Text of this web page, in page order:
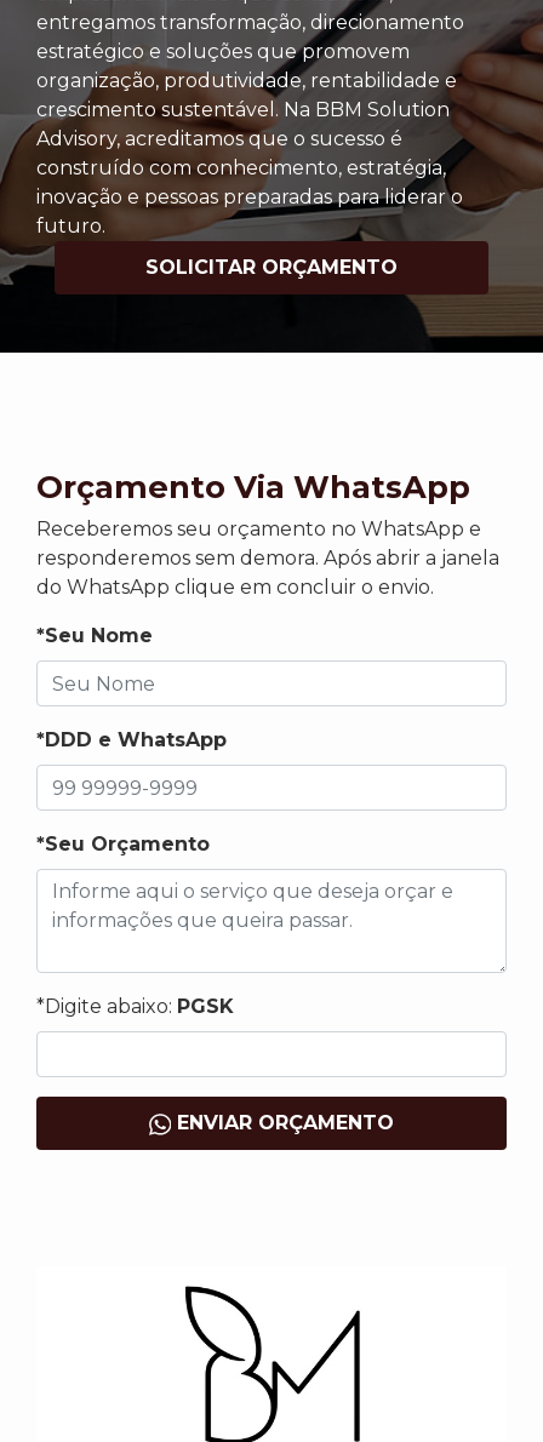
entregamos transformação, direcionamento
estratégico e soluções que promovem
organização, produtividade, rentabilidade e
crescimento sustentável. Na BBM Solution
Advisory, acreditamos que o sucesso é
construído com conhecimento, estratégia,
inovação e pessoas preparadas para liderar o
futuro.
SOLICITAR ORÇAMENTO
Orçamento Via WhatsApp
Receberemos seu orçamento no WhatsApp e
responderemos sem demora. Após abrir a janela
do WhatsApp clique em concluir o envio.
*Seu Nome
*DDD e WhatsApp
*Seu Orçamento
*Digite abaixo: PGSK
ENVIAR ORÇAMENTO